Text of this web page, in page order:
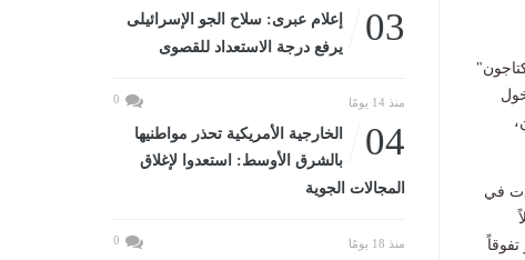
في
03
إعلام عبرى: سلاح الجو الإسرائيلى
يرفع درجة الاستعداد للقصوى
منذ 14 يومًا 0
04
الخارجية الأمريكية تحذر مواطنيها
بالشرق الأوسط: استعدوا لإغلاق
المجالات الجوية
منذ 18 يومًا 0